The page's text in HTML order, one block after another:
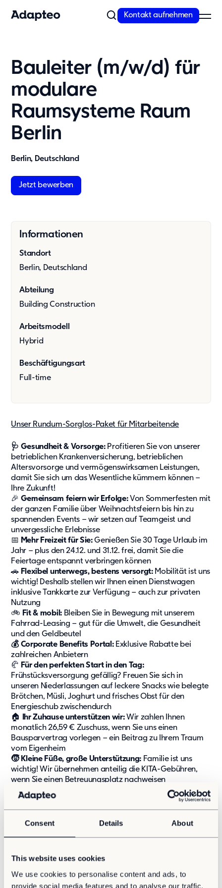
Consent Details About
This website uses cookies
We use cookies to personalise content and ads, to
provide social media features and to analyse our traffic.
Modulare Raumlösungen von Adapteo
Flexible Gebäude von Adapteo bieten Raumlösungen für
temporären und dringenden Bedarf. Kontaktieren Sie uns für
maßgeschneiderte Raumkonzepte!
Mehr erfahren
Schule
Kita
Büro
Unsere Lösungen
Produkte
Hybrid
C15
Event
Produkte
Zusätzliche Leistungen
Nachhaltigkeit
Unser Konzept
Berichterstattung
Zertifizierungen
Projekte und Themen
News
Referenzen
Fachartikel
Whitepaper
Insights
Über uns
Unser Ziel
Service
Presse&Medien
Kontakt
Karriere
Karriere
Kultur und Möglichkeiten
Offene Stellen
Kontakt aufnehmen
Bauleiter (m/w/d) für
modulare
Raumsysteme Raum
Berlin
Berlin, Deutschland
Jetzt bewerben
Informationen
Standort
Berlin, Deutschland
Abteilung
Building Construction
Arbeitsmodell
Hybrid
Beschäftigungsart
Full-time
Unser Rundum-Sorglos-Paket für Mitarbeitende
🩺 Gesundheit & Vorsorge:Profitieren Sie von unserer
betrieblichen Krankenversicherung, betrieblichen
Altersvorsorge und vermögenswirksamen Leistungen,
damit Sie sich um das Wesentliche kümmern können –
Ihre Zukunft!
🎉 Gemeinsam feiern wir Erfolge:Von Sommerfesten mit
der ganzen Familie über Weihnachtsfeiern bis hin zu
spannenden Events – wir setzen auf Teamgeist und
unvergessliche Erlebnisse
📅 Mehr Freizeit für Sie:Genießen Sie 30 Tage Urlaub im
Jahr – plus den 24.12. und 31.12. frei, damit Sie die
Feiertage entspannt verbringen können
🚗 Flexibel unterwegs, bestens versorgt: Mobilität ist uns
wichtig! Deshalb stellen wir Ihnen einen Dienstwagen
inklusive Tankkarte zur Verfügung – auch zur privaten
Nutzung
🚲 Fit & mobil: Bleiben Sie in Bewegung mit unserem
Fahrrad-Leasing – gut für die Umwelt, die Gesundheit
und den Geldbeutel
💰 Corporate Benefits Portal: Exklusive Rabatte bei
zahlreichen Anbietern
🥐 Für den perfekten Start in den Tag:
Frühstücksversorgung gefällig? Freuen Sie sich in
unseren Niederlassungen auf leckere Snacks wie belegte
Brötchen, Müsli, Joghurt und frisches Obst für den
Energieschub zwischendurch
🏠
Ihr Zuhause unterstützen wir:Wir zahlen Ihnen
monatlich 26,59 € Zuschuss, wenn Sie uns einen
Bausparvertrag vorlegen – ein Beitrag zu Ihrem Traum
vom Eigenheim
🧒 Kleine Füße, große Unterstützung: Familie ist uns
wichtig! Wir übernehmen anteilig die KITA-Gebühren,
wenn Sie einen Betreuungsplatz nachweisen
Ihre Aufgaben – Mit Fachwissen und Engagement
durchstarten
🏗️Baustellenkoordination:
Nachunternehmer, und behalten Nachträge im Blick
bewerten sie und erstellen fundierte Vergabevorschläge